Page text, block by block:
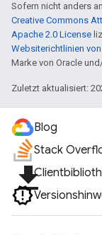
Sofern nicht anders
Creative Commons
Apache 2.0 License
Websiterichtlinien
Marke von Oracle
Zuletzt aktualisiert:
Blog
Stack
file_download